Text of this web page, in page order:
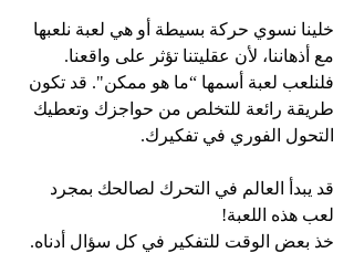
خلينا نسوي حركة بسيطة أو هي لعبة نلعبها
مع أذهاننا، لأن عقليتنا تؤثر على واقعنا.
فلنلعب لعبة أسمها “ما هو ممكن". قد تكون
طريقة رائعة للتخلص من حواجزك وتعطيك
التحول الفوري في تفكيرك.
قد يبدأ العالم في التحرك لصالحك بمجرد
لعب هذه اللعبة!
خذ بعض الوقت للتفكير في كل سؤال أدناه.